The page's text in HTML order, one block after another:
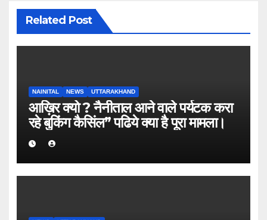
Related Post
NAINITAL NEWS UTTARAKHAND
आख़िर क्यो ? नैनीताल आने वाले पर्यटक करा
रहे बुकिंग कैसिंल” पढिये क्या है पूरा मामला।